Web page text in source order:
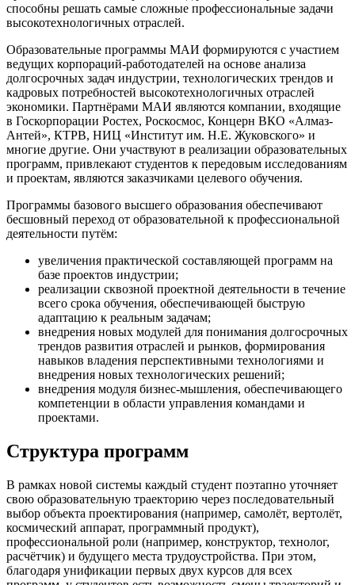
способны решать самые сложные профессиональные задачи
высокотехнологичных отраслей.
Образовательные программы МАИ формируются с участием
ведущих корпораций-работодателей на основе анализа
долгосрочных задач индустрии, технологических трендов и
кадровых потребностей высокотехнологичных отраслей
экономики. Партнёрами МАИ являются компании, входящие
в Госкорпорации Ростех, Роскосмос, Концерн ВКО «Алмаз-
Антей», КТРВ, НИЦ «Институт им. Н.Е. Жуковского» и
многие другие. Они участвуют в реализации образовательных
программ, привлекают студентов к передовым исследованиям
и проектам, являются заказчиками целевого обучения.
Программы базового высшего образования обеспечивают
бесшовный переход от образовательной к профессиональной
деятельности путём:
увеличения практической составляющей программ на
базе проектов индустрии;
реализации сквозной проектной деятельности в течение
всего срока обучения, обеспечивающей быструю
адаптацию к реальным задачам;
внедрения новых модулей для понимания долгосрочных
трендов развития отраслей и рынков, формирования
навыков владения перспективными технологиями и
внедрения новых технологических решений;
внедрения модуля бизнес-мышления, обеспечивающего
компетенции в области управления командами и
проектами.
Структура программ
В рамках новой системы каждый студент поэтапно уточняет
свою образовательную траекторию через последовательный
выбор объекта проектирования (например, самолёт, вертолёт,
космический аппарат, программный продукт),
профессиональной роли (например, конструктор, технолог,
расчётчик) и будущего места трудоустройства. При этом,
благодаря унификации первых двух курсов для всех